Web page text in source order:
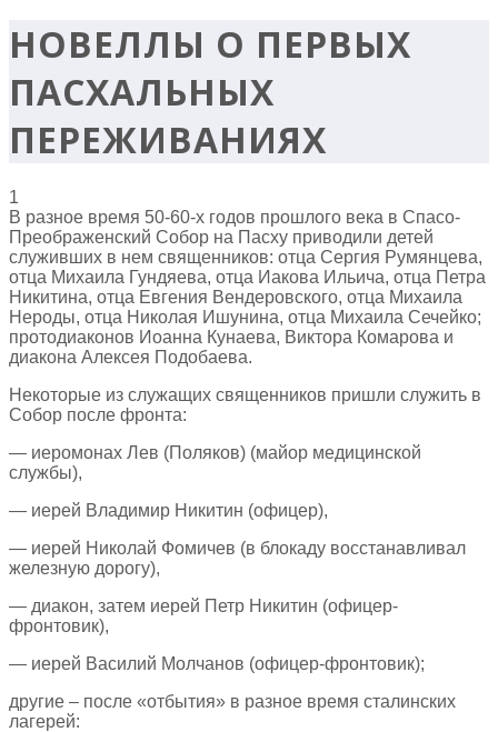
НОВЕЛЛЫ О ПЕРВЫХ
ПАСХАЛЬНЫХ
ПЕРЕЖИВАНИЯХ
1
В разное время 50-60-х годов прошлого века в Спасо-
Преображенский Собор на Пасху приводили детей
служивших в нем священников: отца Сергия Румянцева,
отца Михаила Гундяева, отца Иакова Ильича, отца Петра
Никитина, отца Евгения Вендеровского, отца Михаила
Нероды, отца Николая Ишунина, отца Михаила Сечейко;
протодиаконов Иоанна Кунаева, Виктора Комарова и
диакона Алексея Подобаева.
Некоторые из служащих священников пришли служить в
Собор после фронта:
— иеромонах Лев (Поляков) (майор медицинской
службы),
— иерей Владимир Никитин (офицер),
— иерей Николай Фомичев (в блокаду восстанавливал
железную дорогу),
— диакон, затем иерей Петр Никитин (офицер-
фронтовик),
— иерей Василий Молчанов (офицер-фронтовик);
другие – после «отбытия» в разное время сталинских
лагерей: